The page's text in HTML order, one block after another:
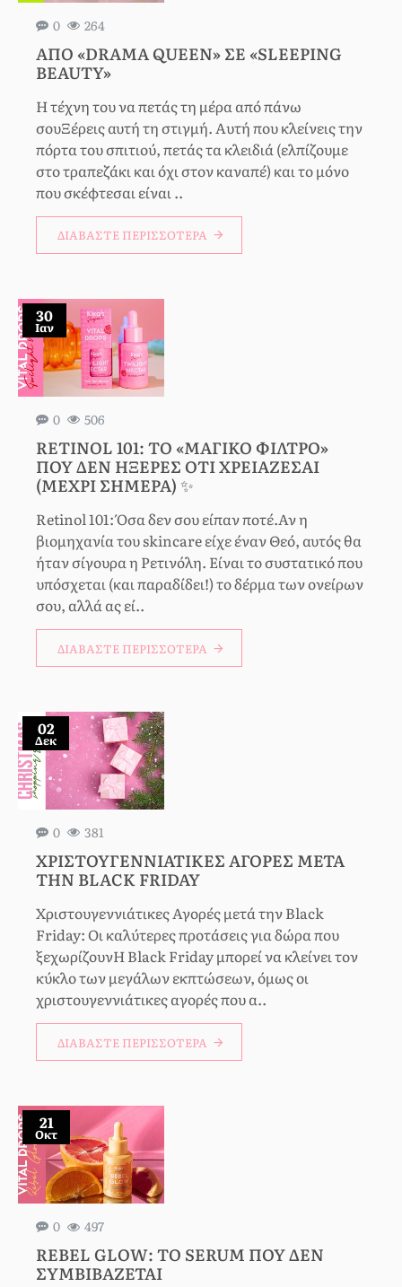
0 264
ΑΠΌ «DRAMA QUEEN» ΣΕ «SLEEPING
BEAUTY»
Η τέχνη του να πετάς τη μέρα από πάνω
σουΞέρεις αυτή τη στιγμή. Αυτή που κλείνεις την
πόρτα του σπιτιού, πετάς τα κλειδιά (ελπίζουμε
στο τραπεζάκι και όχι στον καναπέ) και το μόνο
που σκέφτεσαι είναι ..
ΔΙΑΒΆΣΤΕ ΠΕΡΙΣΣΌΤΕΡΑ
30
Ιαν
0 506
RETINOL 101: ΤΟ «ΜΑΓΙΚΌ ΦΊΛΤΡΟ»
ΠΟΥ ΔΕΝ ΉΞΕΡΕΣ ΌΤΙ ΧΡΕΙΆΖΕΣΑΙ
(ΜΈΧΡΙ ΣΉΜΕΡΑ) ✨
Retinol 101: Όσα δεν σου είπαν ποτέ.Αν η
βιομηχανία του skincare είχε έναν Θεό, αυτός θα
ήταν σίγουρα η Ρετινόλη. Είναι το συστατικό που
υπόσχεται (και παραδίδει!) το δέρμα των ονείρων
σου, αλλά ας εί..
ΔΙΑΒΆΣΤΕ ΠΕΡΙΣΣΌΤΕΡΑ
02
Δεκ
0 381
ΧΡΙΣΤΟΥΓΕΝΝΙΆΤΙΚΕΣ ΑΓΟΡΈΣ ΜΕΤΆ
ΤΗΝ BLACK FRIDAY
Χριστουγεννιάτικες Αγορές μετά την Black
Friday: Οι καλύτερες προτάσεις για δώρα που
ξεχωρίζουνΗ Black Friday μπορεί να κλείνει τον
κύκλο των μεγάλων εκπτώσεων, όμως οι
χριστουγεννιάτικες αγορές που α..
ΔΙΑΒΆΣΤΕ ΠΕΡΙΣΣΌΤΕΡΑ
21
Οκτ
0 497
REBEL GLOW: ΤΟ SERUM ΠΟΥ ΔΕΝ
ΣΥΜΒΙΒΆΖΕΤΑΙ